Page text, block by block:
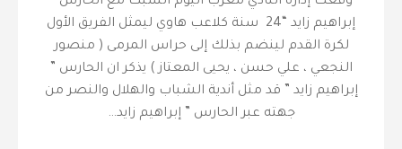
إبراهيم زايد “24 سنة كلاعب هاوي ليمثل الفريق الأول
لكرة القدم لينضم بذلك إلى حراس المرمى ( منصور
النجعي ، علي حسن ، يحيى المعتاز ) يذكر ان الحارس ”
إبراهيم زايد ” قد مثل أندية الشباب والهلال والنصر من
جهته عبر الحارس ” إبراهيم زايد…